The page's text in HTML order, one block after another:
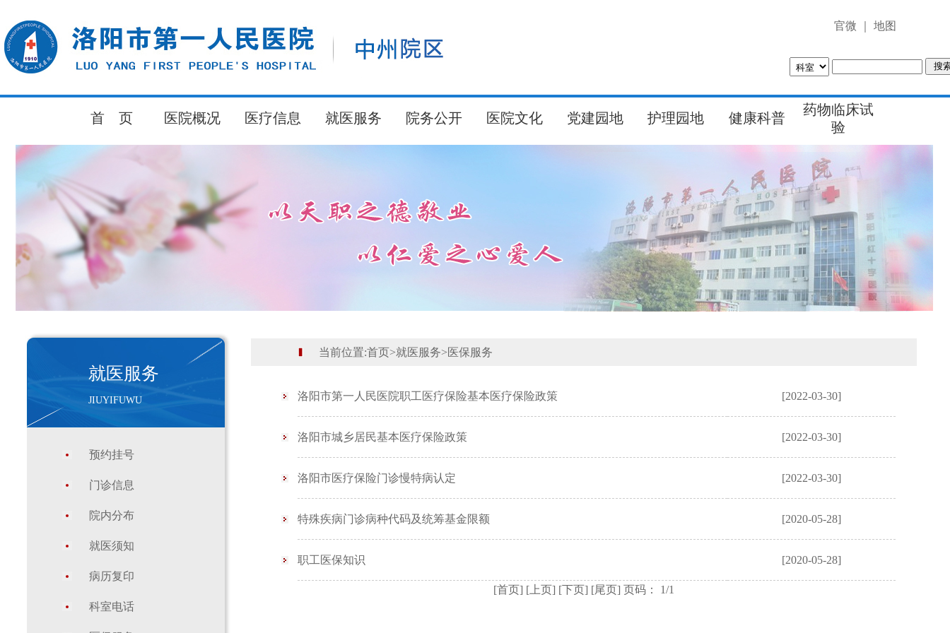
官微 地图
首 页 医院概况 医疗信息 就医服务 院务公开 医院文化 党建园地 护理园地 健康科普
药物临床试
验
就医服务
JIUYIFUWU
预约挂号
门诊信息
院内分布
就医须知
病历复印
科室电话
当前位置:首页>就医服务>医保服务
洛阳市第一人民医院职工医疗保险基本医疗保险政策 [2022-03-30]
洛阳市城乡居民基本医疗保险政策 [2022-03-30]
洛阳市医疗保险门诊慢特病认定 [2022-03-30]
特殊疾病门诊病种代码及统筹基金限额 [2020-05-28]
职工医保知识 [2020-05-28]
[首页] [上页] [下页] [尾页] 页码： 1/1